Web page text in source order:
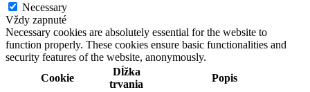
Necessary
Vždy zapnuté
Necessary cookies are absolutely essential for the website to
function properly. These cookies ensure basic functionalities and
security features of the website, anonymously.
Cookie
Dĺžka
trvania
Popis